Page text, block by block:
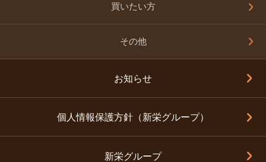
買いたい方
その他
お知らせ
個人情報保護方針（新栄グループ）
新栄グループ